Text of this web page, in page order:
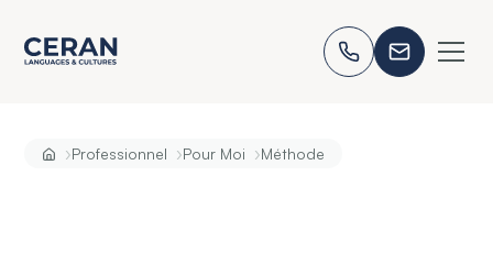
›Professionnel ›Pour Moi ›Méthode